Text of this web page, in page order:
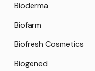
Bioderma
Biofarm
Biofresh Cosmetics
Biogened